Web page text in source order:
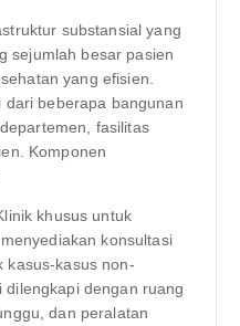
substansial yang
sejumlah besar pasien
yang efisien.
dari beberapa bangunan
fasilitas
Komponen
khusus untuk
konsultasi
kasus-kasus non-
dilengkapi dengan ruang
dan peralatan